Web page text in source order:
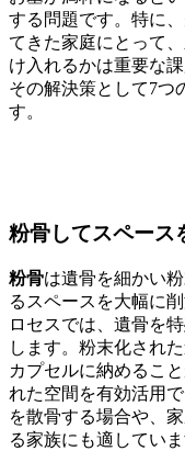
する問題です。特に
てきた家庭にとって
け入れるかは重要な
その解決策として7つ
す。
粉骨してスペース
粉骨は遺骨を細かい
るスペースを大幅に
ロセスでは、遺骨を
します。粉末化され
カプセルに納めるこ
れた空間を有効活用
を散骨する場合や、
る家族にも適していま